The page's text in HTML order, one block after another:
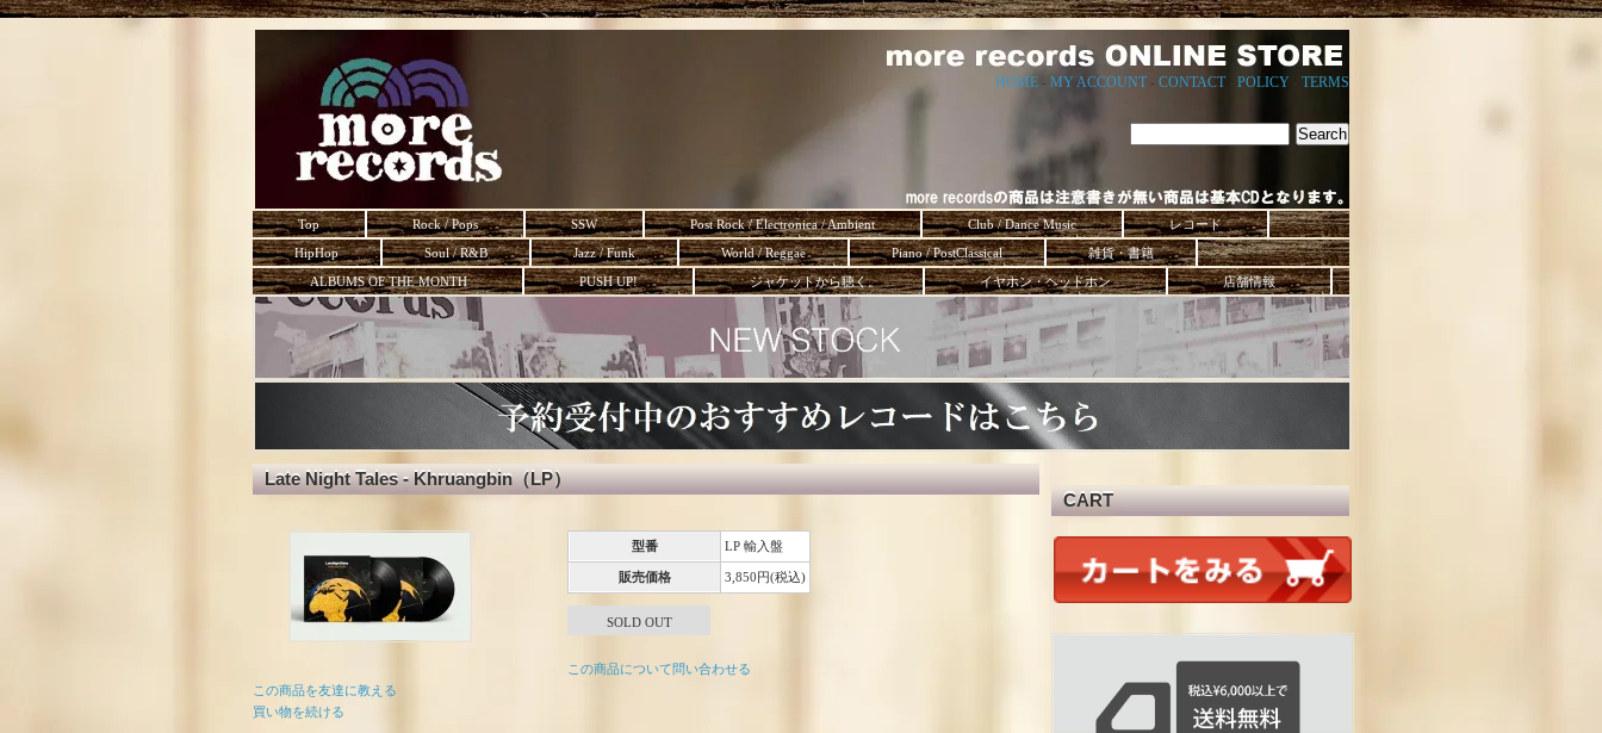
HOME - MY ACCOUNT - CONTACT- POLICY TERMS
Top Rock / Pops SSW Post Rock / Electronica / Ambient Club / Dance Music
レコード
HipHop
Soul / R&B Jazz / Funk World / Reggae Piano / PostClassical
雑貨・書籍
ALBUMS OF THE MONTH
PUSH UP! ジャケットから聴く。 イヤホン・ヘッドホン 店舗情報
Late Night Tales - Khruangbin（LP）
型番 LP 輸入盤
販売価格 3,850円(税込)
SOLD OUT
この商品について問い合わせる
この商品を友達に教える
買い物を続ける
CART